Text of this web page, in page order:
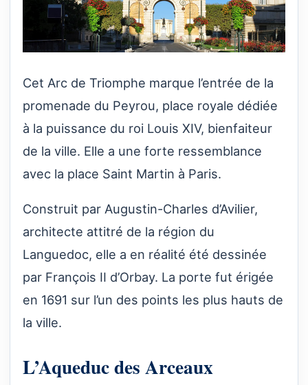
Cet Arc de Triomphe marque l’entrée de la
promenade du Peyrou, place royale dédiée
à la puissance du roi Louis XIV, bienfaiteur
de la ville. Elle a une forte ressemblance
avec la place Saint Martin à Paris.
Construit par Augustin-Charles d’Avilier,
architecte attitré de la région du
Languedoc, elle a en réalité été dessinée
par François II d’Orbay. La porte fut érigée
en 1691 sur l’un des points les plus hauts de
la ville.
L’Aqueduc des Arceaux